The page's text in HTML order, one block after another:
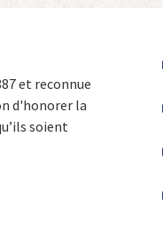
et reconnue
d'honorer la
soient